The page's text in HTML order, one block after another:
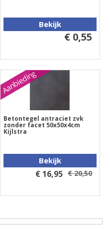
Bekijk
€ 0,55
Aanbieding
Betontegel antraciet zvk
zonder facet 50x50x4cm
Kijlstra
Bekijk
€ 16,95 € 20,50